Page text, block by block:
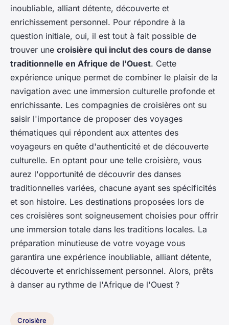
inoubliable, alliant détente, découverte et
enrichissement personnel. Pour répondre à la
question initiale, oui, il est tout à fait possible de
trouver une croisière qui inclut des cours de danse
traditionnelle en Afrique de l'Ouest. Cette
expérience unique permet de combiner le plaisir de la
navigation avec une immersion culturelle profonde et
enrichissante. Les compagnies de croisières ont su
saisir l'importance de proposer des voyages
thématiques qui répondent aux attentes des
voyageurs en quête d'authenticité et de découverte
culturelle. En optant pour une telle croisière, vous
aurez l'opportunité de découvrir des danses
traditionnelles variées, chacune ayant ses spécificités
et son histoire. Les destinations proposées lors de
ces croisières sont soigneusement choisies pour offrir
une immersion totale dans les traditions locales. La
préparation minutieuse de votre voyage vous
garantira une expérience inoubliable, alliant détente,
découverte et enrichissement personnel. Alors, prêts
à danser au rythme de l'Afrique de l'Ouest ?
Croisière